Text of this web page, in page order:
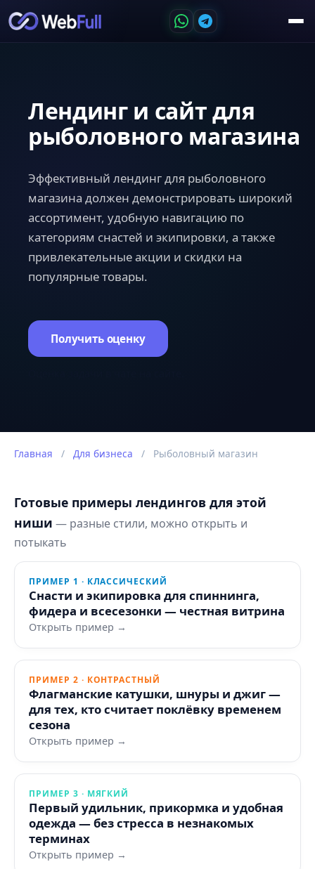
Лендинг и сайт для
рыболовного магазина
Эффективный лендинг для рыболовного
магазина должен демонстрировать широкий
ассортимент, удобную навигацию по
категориям снастей и экипировки, а также
привлекательные акции и скидки на
популярные товары.
Получить оценку
Главная / Для бизнеса / Рыболовный магазин
Готовые примеры лендингов для этой
ниши — разные стили, можно открыть и
потыкать
ПРИМЕР 1 · КЛАССИЧЕСКИЙ
Снасти и экипировка для спиннинга,
фидера и всесезонки — честная витрина
Открыть пример →
ПРИМЕР 2 · КОНТРАСТНЫЙ
Флагманские катушки, шнуры и джиг —
для тех, кто считает поклёвку временем
сезона
Открыть пример →
ПРИМЕР 3 · МЯГКИЙ
Первый удильник, прикормка и удобная
одежда — без стресса в незнакомых
терминах
Открыть пример →